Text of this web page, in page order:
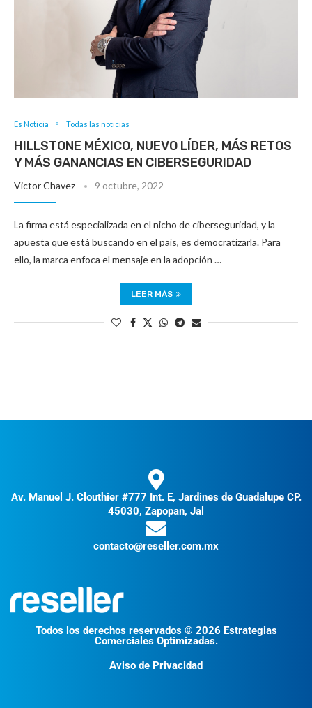
Es Noticia Todas las noticias
HILLSTONE MÉXICO, NUEVO LÍDER, MÁS RETOS
Y MÁS GANANCIAS EN CIBERSEGURIDAD
Victor Chavez 9 octubre, 2022
La firma está especializada en el nicho de ciberseguridad, y la
apuesta que está buscando en el país, es democratizarla. Para
ello, la marca enfoca el mensaje en la adopción …
LEER MÁS
Av. Manuel J. Clouthier #777 Int. E, Jardines de Guadalupe CP.
45030, Zapopan, Jal
contacto@reseller.com.mx
Todos los derechos reservados © 2026 Estrategias
Comerciales Optimizadas.
Aviso de Privacidad